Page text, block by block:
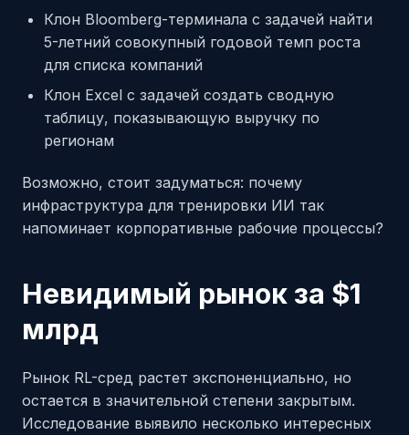
Клон Bloomberg-терминала с задачей найти
5-летний совокупный годовой темп роста
для списка компаний
Клон Excel с задачей создать сводную
таблицу, показывающую выручку по
регионам
Возможно, стоит задуматься: почему
инфраструктура для тренировки ИИ так
напоминает корпоративные рабочие процессы?
Невидимый рынок за $1
млрд
Рынок RL-сред растет экспоненциально, но
остается в значительной степени закрытым.
Исследование выявило несколько интересных